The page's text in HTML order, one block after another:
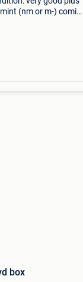
(nm or m-) coming
box